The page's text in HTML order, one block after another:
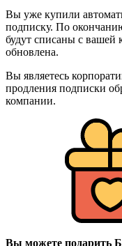
Вы уже купили
подписку. По
будут списаны с вашей
обновлена.
Вы являетесь
продления подписки
компании.
Вы можете подарить